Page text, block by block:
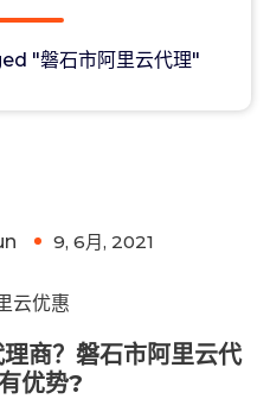
"磐石市阿里云代理"
9, 6月, 2021
云优惠
商？磐石市阿里云代
优势?